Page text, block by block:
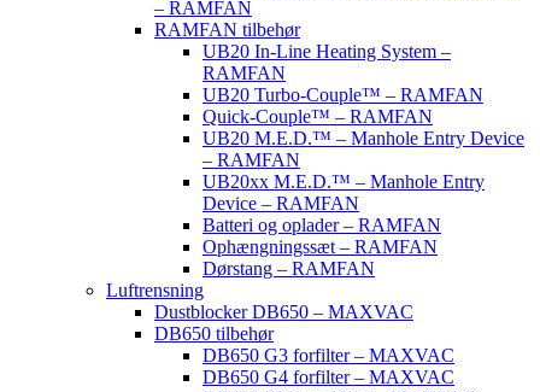
– RAMFAN
RAMFAN tilbehør
UB20 In-Line Heating System –
RAMFAN
UB20 Turbo-Couple™ – RAMFAN
Quick-Couple™ – RAMFAN
UB20 M.E.D.™ – Manhole Entry Device
– RAMFAN
UB20xx M.E.D.™ – Manhole Entry
Device – RAMFAN
Batteri og oplader – RAMFAN
Ophængningssæt – RAMFAN
Dørstang – RAMFAN
Luftrensning
Dustblocker DB650 – MAXVAC
DB650 tilbehør
DB650 G3 forfilter – MAXVAC
DB650 G4 forfilter – MAXVAC